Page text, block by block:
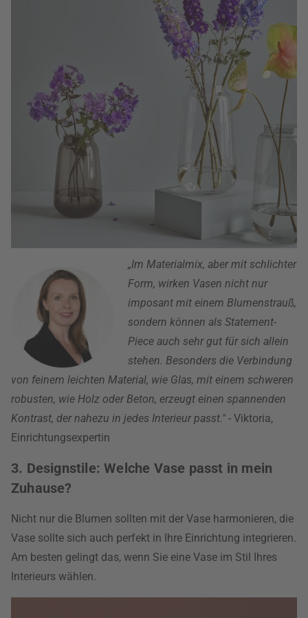
„Im Materialmix, aber mit schlichter
Form, wirken Vasen nicht nur
imposant mit einem Blumenstrauß,
sondern können als Statement-
Piece auch sehr gut für sich allein
stehen. Besonders die Verbindung
von feinem leichten Material, wie Glas, mit einem schweren
robusten, wie Holz oder Beton, erzeugt einen spannenden
Kontrast, der nahezu in jedes Interieur passt." - Viktoria,
Einrichtungsexpertin
3. Designstile: Welche Vase passt in mein
Zuhause?
Nicht nur die Blumen sollten mit der Vase harmonieren, die
Vase sollte sich auch perfekt in Ihre Einrichtung integrieren.
Am besten gelingt das, wenn Sie eine Vase im Stil Ihres
Interieurs wählen.